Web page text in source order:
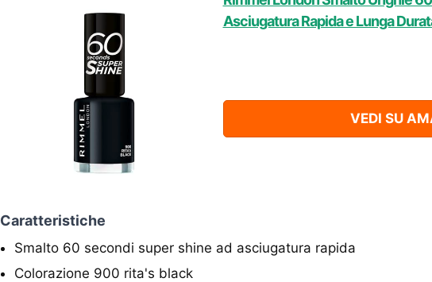
Asciugatura Rapida e Lunga
VEDI SU
Caratteristiche
Smalto 60 secondi super shine ad asciugatura rapida
Colorazione 900 rita's black